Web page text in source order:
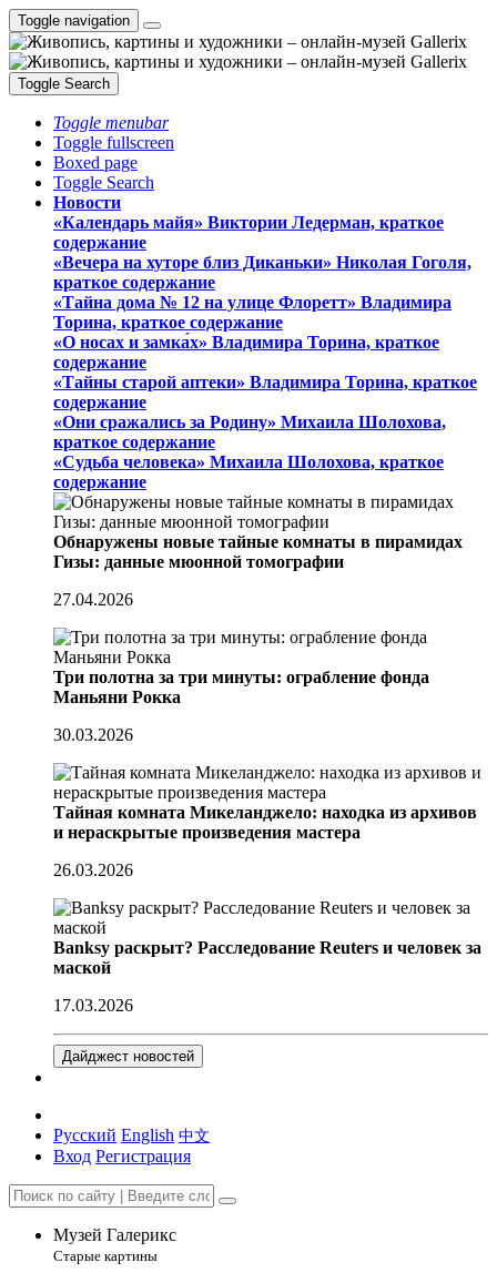
Toggle navigation
Toggle Search
Toggle menubar
Toggle fullscreen
Boxed page
Toggle Search
Новости
«Календарь майя» Виктории Ледерман, краткое
содержание
«Вечера на хуторе близ Диканьки» Николая Гоголя,
краткое содержание
«Тайна дома № 12 на улице Флоретт» Владимира
Торина, краткое содержание
«О носах и замка́х» Владимира Торина, краткое
содержание
«Тайны старой аптеки» Владимира Торина, краткое
содержание
«Они сражались за Родину» Михаила Шолохова,
краткое содержание
«Судьба человека» Михаила Шолохова, краткое
содержание
Обнаружены новые тайные комнаты в пирамидах
Гизы: данные мюонной томографии
27.04.2026
Три полотна за три минуты: ограбление фонда
Маньяни Рокка
30.03.2026
Тайная комната Микеланджело: находка из архивов
и нераскрытые произведения мастера
26.03.2026
Banksy раскрыт? Расследование Reuters и человек за
маской
17.03.2026
Дайджест новостей
Русский English 中文
Вход Регистрация
Музей Галерикс
Старые картины